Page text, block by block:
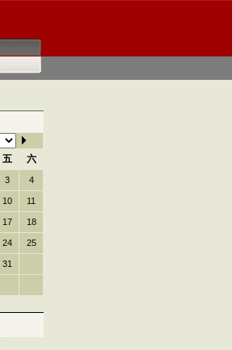
五 六
3 4
10 11
17 18
24 25
31